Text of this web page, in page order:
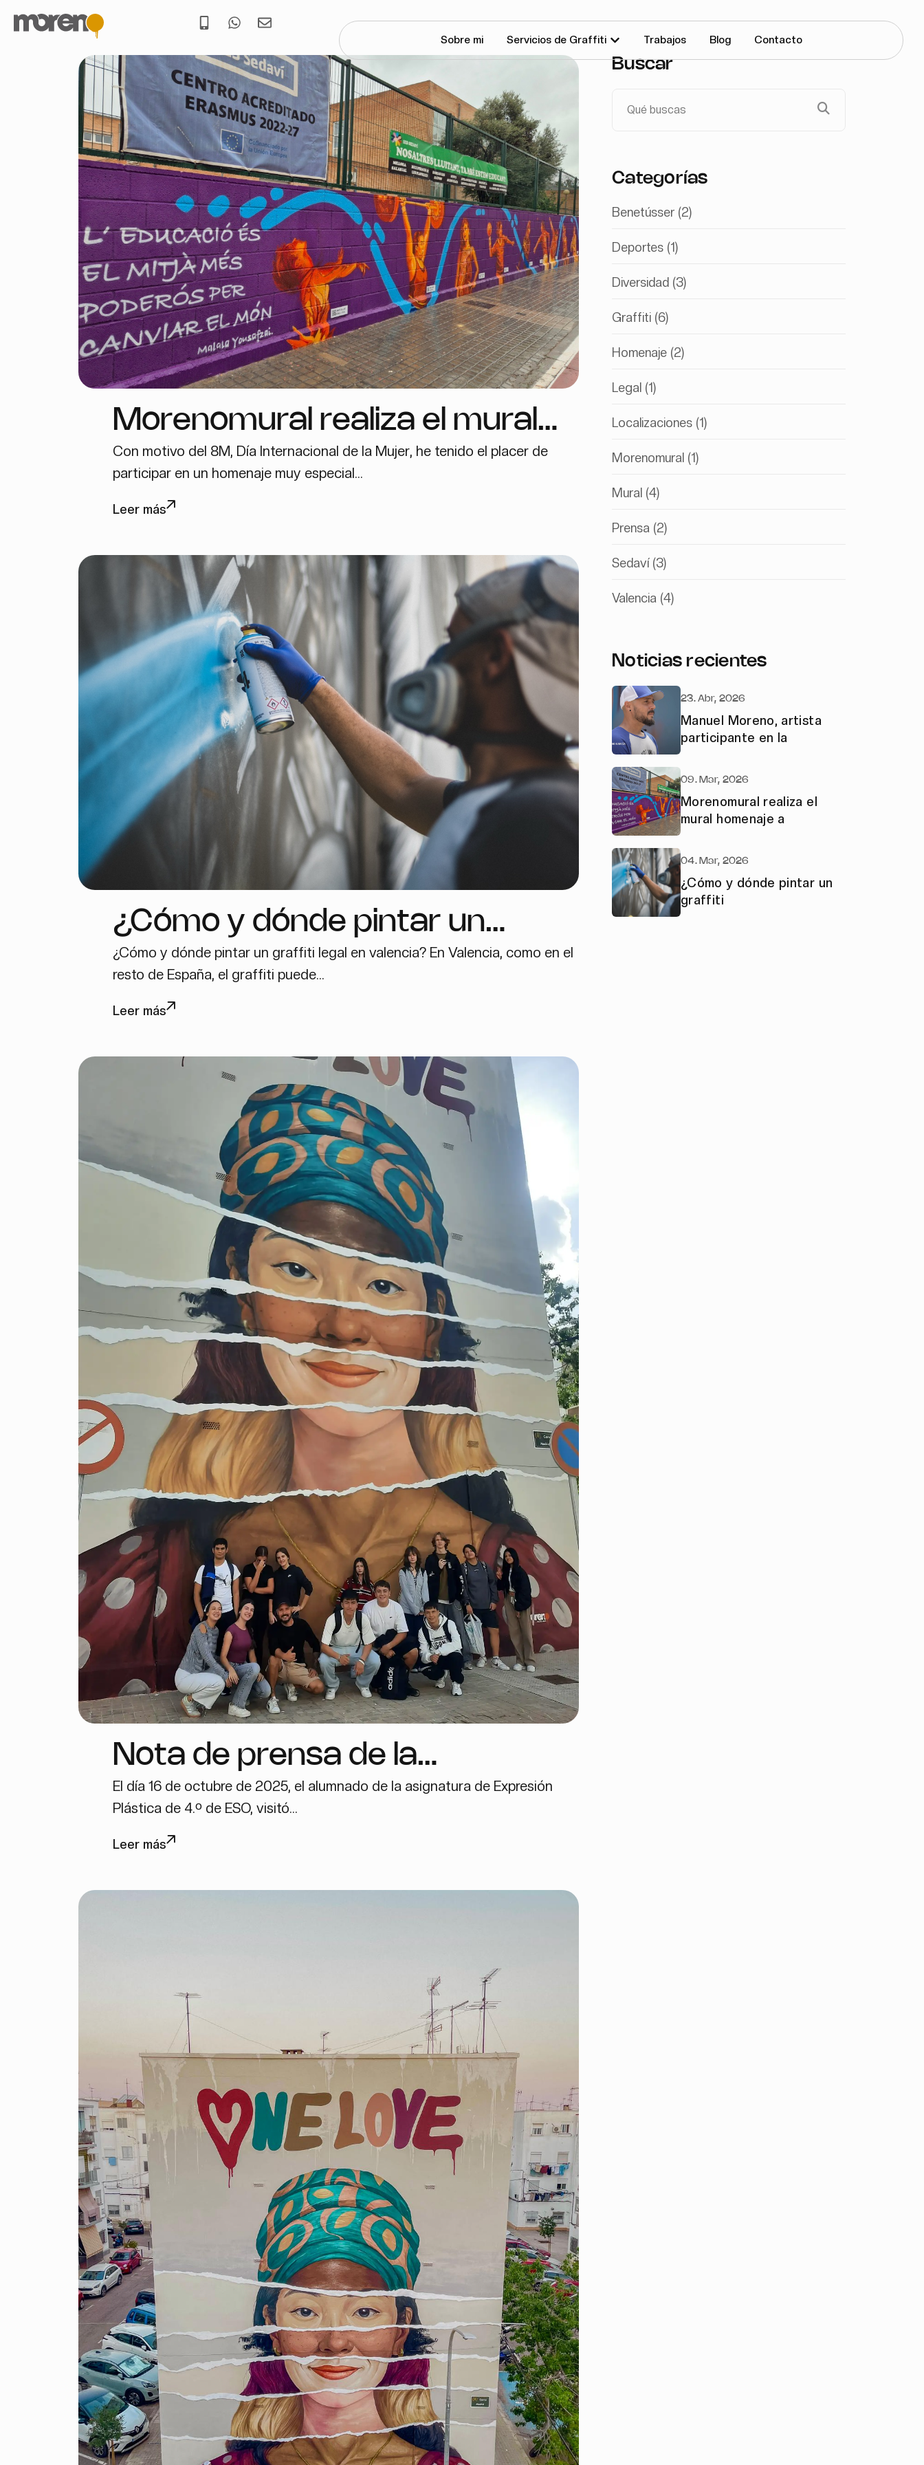
Sobre mi Servicios de Graffiti Trabajos Blog Contacto
Morenomural realiza el mural
homenaje a las deportistas
femeninas de Sedaví con
Con motivo del 8M, Día Internacional de la Mujer, he tenido el placer de
participar en un homenaje muy especial...
Leer más
¿Cómo y dónde pintar un
graffiti en Valencia?
¿Cómo y dónde pintar un graffiti legal en valencia? En Valencia, como en el
resto de España, el graffiti puede...
Leer más
Nota de prensa de la
Generalitat Valenciana: Mural
por la diversidad cultural en
El día 16 de octubre de 2025, el alumnado de la asignatura de Expresión
Plástica de 4.º de ESO, visitó...
Leer más
Buscar
Categorías
Benetússer (2)
Deportes (1)
Diversidad (3)
Graffiti (6)
Homenaje (2)
Legal (1)
Localizaciones (1)
Morenomural (1)
Mural (4)
Prensa (2)
Sedaví(3)
Valencia (4)
Noticias recientes
23. Abr, 2026
Manuel Moreno, artista
participante en la
09. Mar, 2026
Morenomural realiza el
mural homenaje a
04. Mar, 2026
¿Cómo y dónde pintar un
graffiti